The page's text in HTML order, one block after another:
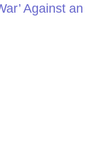
Against an